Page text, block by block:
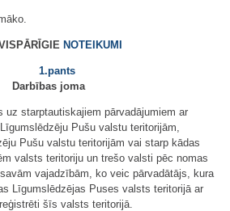
VISPĀRĪGIE NOTEIKUMI
1.pants
Darbības joma
uz starptautiskajiem pārvadājumiem ar
Pušu valstu teritorijām,
Pušu valstu teritorijām vai starp kādas
valsts teritoriju un trešo valsti pēc nomas
vajadzībām, ko veic pārvadātājs, kura
Līgumslēdzējas Puses valsts teritorijā ar
šīs valsts teritorijā.